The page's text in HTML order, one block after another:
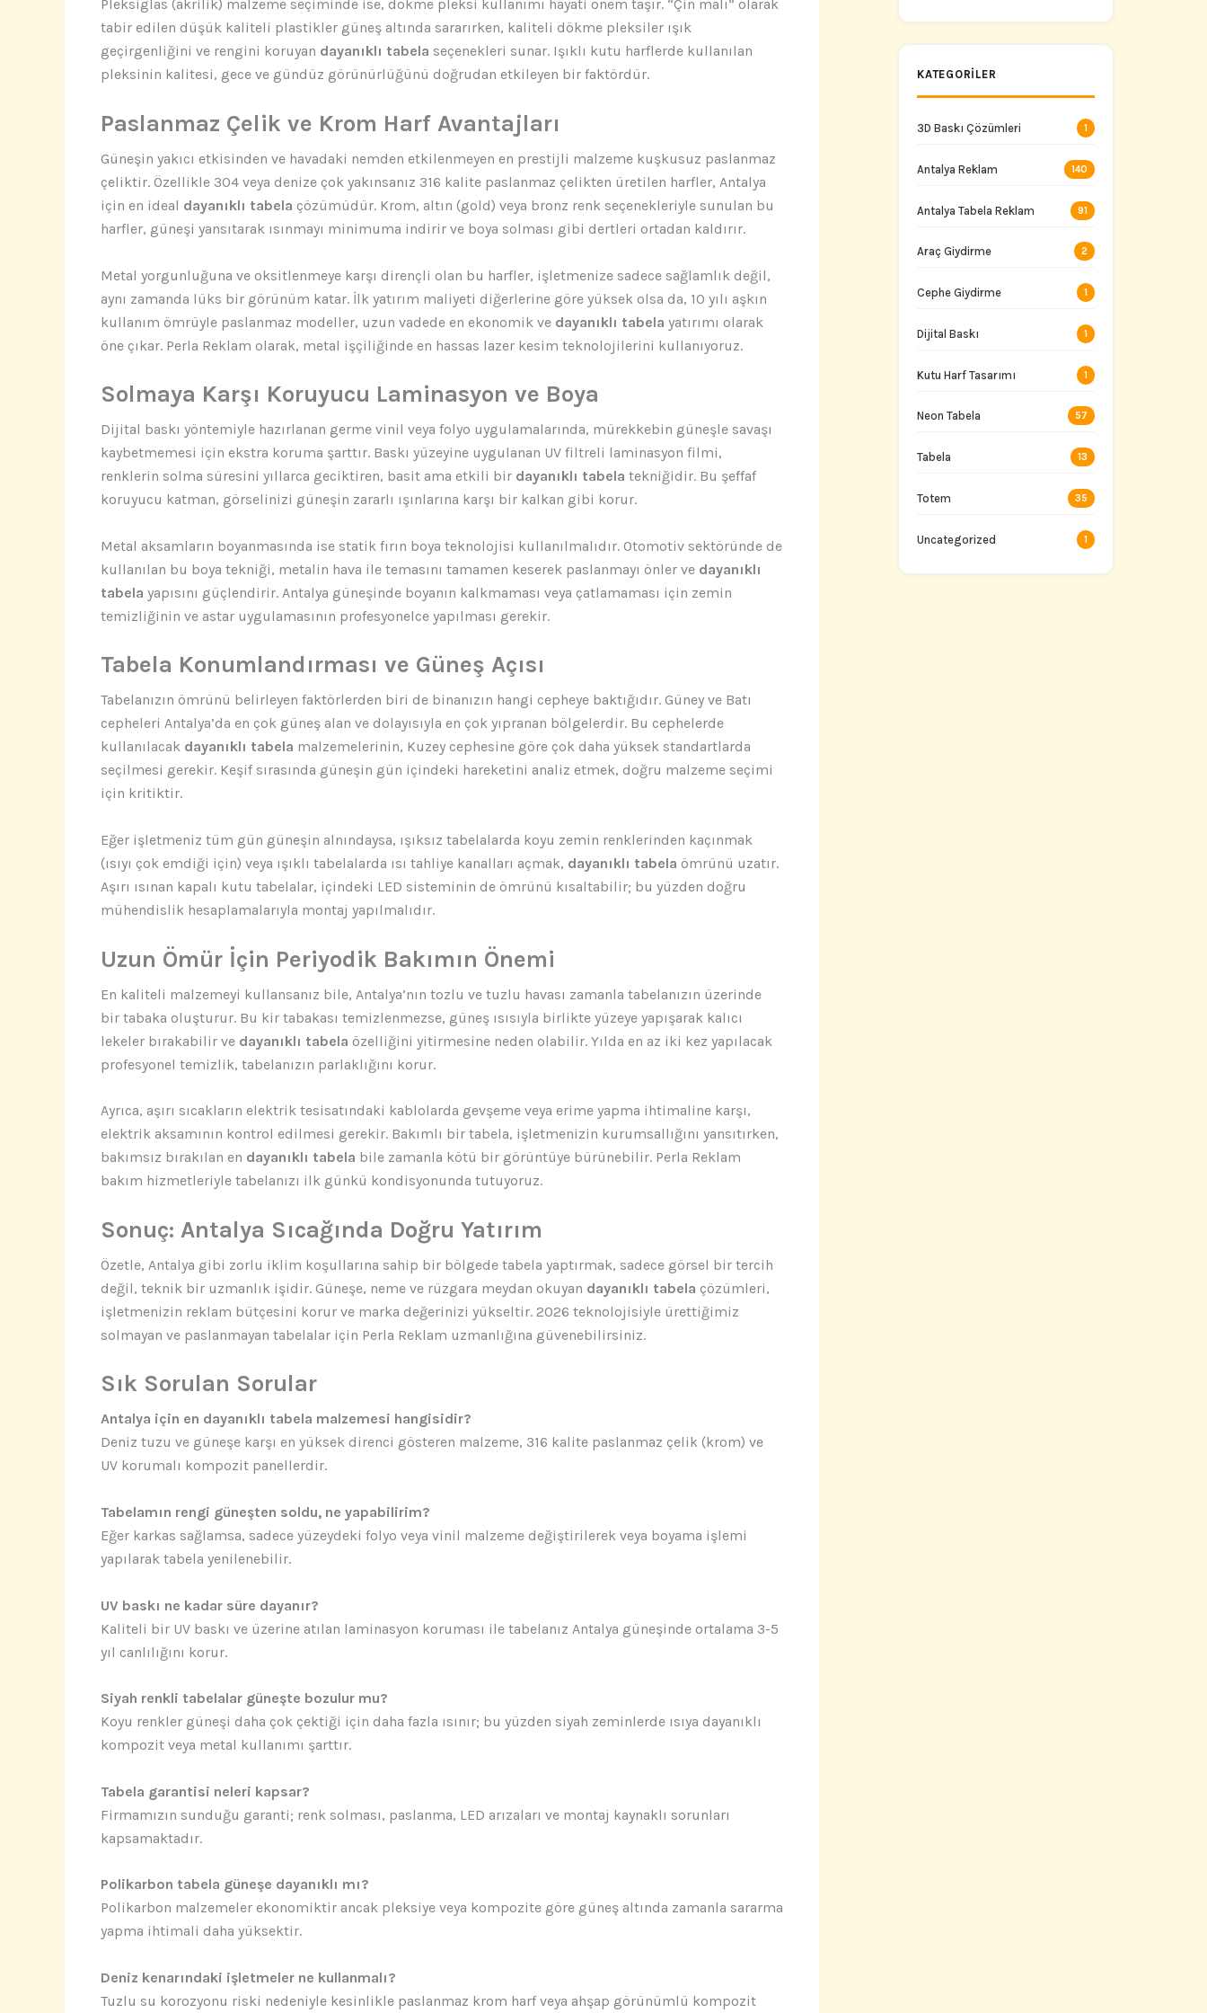
Pleksiglas (akrilik) malzeme seçiminde ise, dökme pleksi kullanımı hayati önem taşır. “Çin malı” olarak
tabir edilen düşük kaliteli plastikler güneş altında sararırken, kaliteli dökme pleksiler ışık
geçirgenliğini ve rengini koruyan dayanıklı tabela seçenekleri sunar. Işıklı kutu harflerde kullanılan
pleksinin kalitesi, gece ve gündüz görünürlüğünü doğrudan etkileyen bir faktördür.
Paslanmaz Çelik ve Krom Harf Avantajları
Güneşin yakıcı etkisinden ve havadaki nemden etkilenmeyen en prestijli malzeme kuşkusuz paslanmaz
çeliktir. Özellikle 304 veya denize çok yakınsanız 316 kalite paslanmaz çelikten üretilen harfler, Antalya
için en ideal dayanıklı tabela çözümüdür. Krom, altın (gold) veya bronz renk seçenekleriyle sunulan bu
harfler, güneşi yansıtarak ısınmayı minimuma indirir ve boya solması gibi dertleri ortadan kaldırır.
Metal yorgunluğuna ve oksitlenmeye karşı dirençli olan bu harfler, işletmenize sadece sağlamlık değil,
aynı zamanda lüks bir görünüm katar. İlk yatırım maliyeti diğerlerine göre yüksek olsa da, 10 yılı aşkın
kullanım ömrüyle paslanmaz modeller, uzun vadede en ekonomik ve dayanıklı tabela yatırımı olarak
öne çıkar. Perla Reklam olarak, metal işçiliğinde en hassas lazer kesim teknolojilerini kullanıyoruz.
Solmaya Karşı Koruyucu Laminasyon ve Boya
Dijital baskı yöntemiyle hazırlanan germe vinil veya folyo uygulamalarında, mürekkebin güneşle savaşı
kaybetmemesi için ekstra koruma şarttır. Baskı yüzeyine uygulanan UV filtreli laminasyon filmi,
renklerin solma süresini yıllarca geciktiren, basit ama etkili bir dayanıklı tabela tekniğidir. Bu şeffaf
koruyucu katman, görselinizi güneşin zararlı ışınlarına karşı bir kalkan gibi korur.
Metal aksamların boyanmasında ise statik fırın boya teknolojisi kullanılmalıdır. Otomotiv sektöründe de
kullanılan bu boya tekniği, metalin hava ile temasını tamamen keserek paslanmayı önler ve dayanıklı
tabela yapısını güçlendirir. Antalya güneşinde boyanın kalkmaması veya çatlamaması için zemin
temizliğinin ve astar uygulamasının profesyonelce yapılması gerekir.
Tabela Konumlandırması ve Güneş Açısı
Tabelanızın ömrünü belirleyen faktörlerden biri de binanızın hangi cepheye baktığıdır. Güney ve Batı
cepheleri Antalya’da en çok güneş alan ve dolayısıyla en çok yıpranan bölgelerdir. Bu cephelerde
kullanılacak dayanıklı tabela malzemelerinin, Kuzey cephesine göre çok daha yüksek standartlarda
seçilmesi gerekir. Keşif sırasında güneşin gün içindeki hareketini analiz etmek, doğru malzeme seçimi
için kritiktir.
Eğer işletmeniz tüm gün güneşin alnındaysa, ışıksız tabelalarda koyu zemin renklerinden kaçınmak
(ısıyı çok emdiği için) veya ışıklı tabelalarda ısı tahliye kanalları açmak, dayanıklı tabela ömrünü uzatır.
Aşırı ısınan kapalı kutu tabelalar, içindeki LED sisteminin de ömrünü kısaltabilir; bu yüzden doğru
mühendislik hesaplamalarıyla montaj yapılmalıdır.
Uzun Ömür İçin Periyodik Bakımın Önemi
En kaliteli malzemeyi kullansanız bile, Antalya’nın tozlu ve tuzlu havası zamanla tabelanızın üzerinde
bir tabaka oluşturur. Bu kir tabakası temizlenmezse, güneş ısısıyla birlikte yüzeye yapışarak kalıcı
lekeler bırakabilir ve dayanıklı tabela özelliğini yitirmesine neden olabilir. Yılda en az iki kez yapılacak
profesyonel temizlik, tabelanızın parlaklığını korur.
Ayrıca, aşırı sıcakların elektrik tesisatındaki kablolarda gevşeme veya erime yapma ihtimaline karşı,
elektrik aksamının kontrol edilmesi gerekir. Bakımlı bir tabela, işletmenizin kurumsallığını yansıtırken,
bakımsız bırakılan en dayanıklı tabela bile zamanla kötü bir görüntüye bürünebilir. Perla Reklam
bakım hizmetleriyle tabelanızı ilk günkü kondisyonunda tutuyoruz.
Sonuç: Antalya Sıcağında Doğru Yatırım
Özetle, Antalya gibi zorlu iklim koşullarına sahip bir bölgede tabela yaptırmak, sadece görsel bir tercih
değil, teknik bir uzmanlık işidir. Güneşe, neme ve rüzgara meydan okuyan dayanıklı tabela çözümleri,
işletmenizin reklam bütçesini korur ve marka değerinizi yükseltir. 2026 teknolojisiyle ürettiğimiz
solmayan ve paslanmayan tabelalar için Perla Reklam uzmanlığına güvenebilirsiniz.
Sık Sorulan Sorular
Antalya için en dayanıklı tabela malzemesi hangisidir?
Deniz tuzu ve güneşe karşı en yüksek direnci gösteren malzeme, 316 kalite paslanmaz çelik (krom) ve
UV korumalı kompozit panellerdir.
Tabelamın rengi güneşten soldu, ne yapabilirim?
Eğer karkas sağlamsa, sadece yüzeydeki folyo veya vinil malzeme değiştirilerek veya boyama işlemi
yapılarak tabela yenilenebilir.
UV baskı ne kadar süre dayanır?
Kaliteli bir UV baskı ve üzerine atılan laminasyon koruması ile tabelanız Antalya güneşinde ortalama 3-5
yıl canlılığını korur.
Siyah renkli tabelalar güneşte bozulur mu?
Koyu renkler güneşi daha çok çektiği için daha fazla ısınır; bu yüzden siyah zeminlerde ısıya dayanıklı
kompozit veya metal kullanımı şarttır.
Tabela garantisi neleri kapsar?
Firmamızın sunduğu garanti; renk solması, paslanma, LED arızaları ve montaj kaynaklı sorunları
kapsamaktadır.
Polikarbon tabela güneşe dayanıklı mı?
Polikarbon malzemeler ekonomiktir ancak pleksiye veya kompozite göre güneş altında zamanla sararma
yapma ihtimali daha yüksektir.
Deniz kenarındaki işletmeler ne kullanmalı?
Tuzlu su korozyonu riski nedeniyle kesinlikle paslanmaz krom harf veya ahşap görünümlü kompozit
KATEGORILER
3D Baskı Çözümleri 1
Antalya Reklam 140
Antalya Tabela Reklam 91
Araç Giydirme 2
Cephe Giydirme 1
Dijital Baskı 1
Kutu Harf Tasarımı 1
Neon Tabela 57
Tabela 13
Totem 35
Uncategorized 1